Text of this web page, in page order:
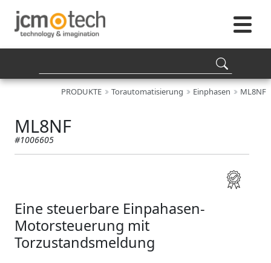
PRODUKTE Torautomatisierung Einphasen ML8NF
ML8NF
#1006605
Eine steuerbare Einpahasen-
Motorsteuerung mit
Torzustandsmeldung